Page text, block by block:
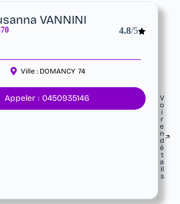
VANNINI
4.8/5
Ville : DOMANCY 74
Appeler : 0450935146
V
o
i
r
e
n
d
é
t
a
il
s